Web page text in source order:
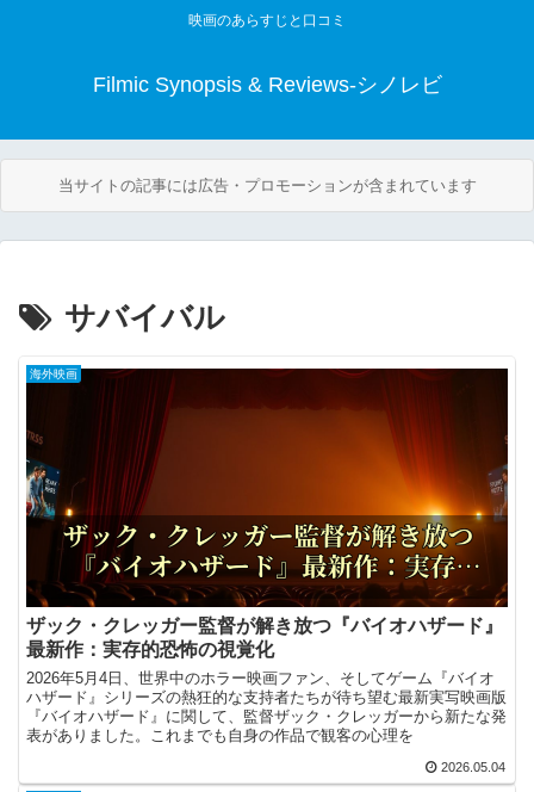
映画のあらすじと口コミ
Filmic Synopsis & Reviews-シノレビ
当サイトの記事には広告・プロモーションが含まれています
サバイバル
海外映画
ザック・クレッガー監督が解き放つ『バイオハザード』
最新作：実存的恐怖の視覚化
2026年5月4日、世界中のホラー映画ファン、そしてゲーム『バイオ
ハザード』シリーズの熱狂的な支持者たちが待ち望む最新実写映画版
『バイオハザード』に関して、監督ザック・クレッガーから新たな発
表がありました。これまでも自身の作品で観客の心理を
2026.05.04